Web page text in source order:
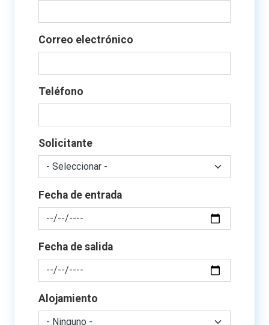
Correo electrónico
Teléfono
Solicitante
Fecha de entrada
Fecha de salida
Alojamiento